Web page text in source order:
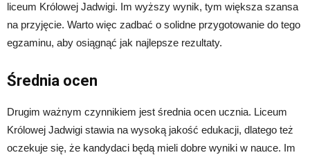
liceum Królowej Jadwigi. Im wyższy wynik, tym większa szansa
na przyjęcie. Warto więc zadbać o solidne przygotowanie do tego
egzaminu, aby osiągnąć jak najlepsze rezultaty.
Średnia ocen
Drugim ważnym czynnikiem jest średnia ocen ucznia. Liceum
Królowej Jadwigi stawia na wysoką jakość edukacji, dlatego też
oczekuje się, że kandydaci będą mieli dobre wyniki w nauce. Im